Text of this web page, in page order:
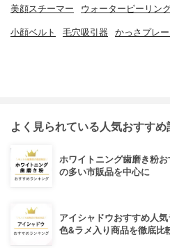
美顔スチーマー ウォーターピーリン
小顔ベルト 毛穴吸引器 かっさプレー
よく見られている人気おすすめ
ホワイトニング歯磨き粉
の多い市販品を中心に
アイシャドウおすすめ人
色&ラメ入り商品を徹底比